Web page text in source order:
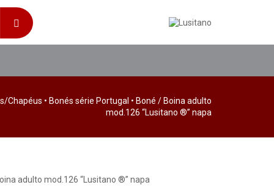
Chapéus • Bonés série Portugal • Boné / Boina adulto
mod.126 “Lusitano ®” napa
adulto mod.126 “Lusitano ®” napa